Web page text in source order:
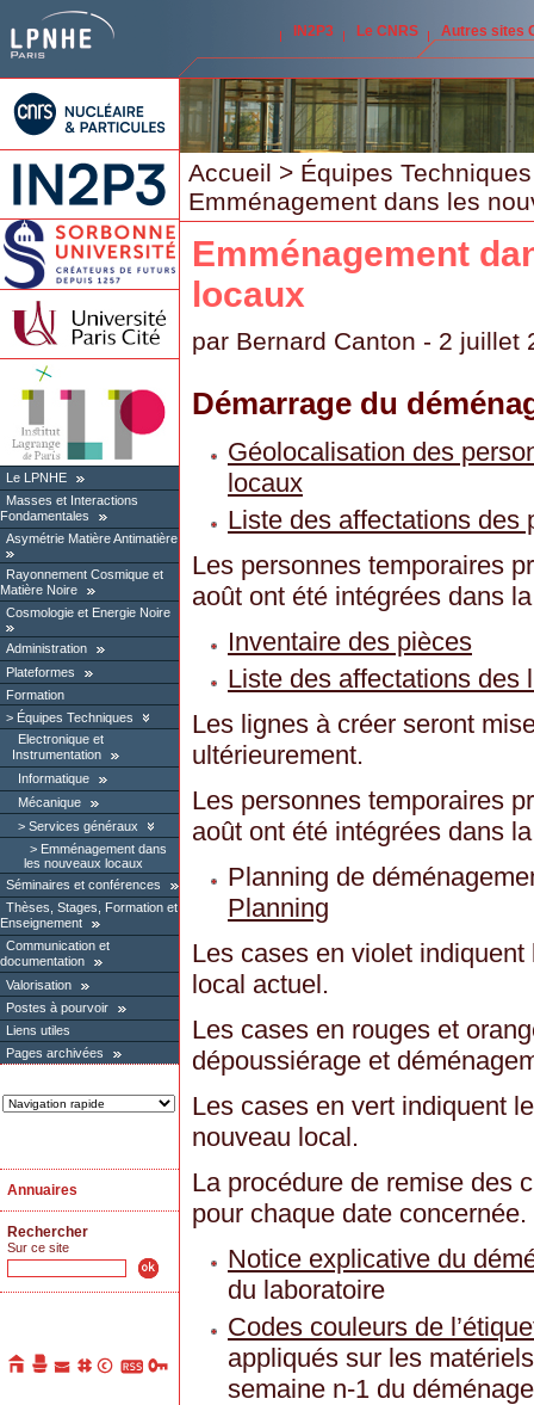
IN2P3 Le CNRS Autres sites
Le LPNHE
Masses et Interactions
Fondamentales
Asymétrie Matière Antimatière
Rayonnement Cosmique et
Matière Noire
Cosmologie et Energie Noire
Administration
Plateformes
Formation
Équipes Techniques
Electronique et
Instrumentation
Informatique
Mécanique
Services généraux
Emménagement dans
les nouveaux locaux
Séminaires et conférences
Thèses, Stages, Formation et
Enseignement
Communication et
documentation
Valorisation
Postes à pourvoir
Liens utiles
Pages archivées
Annuaires
Rechercher
Sur ce site
Accueil > Équipes Techniques
Emménagement dans les
Emménagement
locaux
par Bernard Canton - 2 juillet
Démarrage du
Géolocalisation des
locaux
Liste des affectations des
Les personnes temporaires
août ont été intégrées dans
Inventaire des pièces
Liste des affectations des
Les lignes à créer seront
ultérieurement.
Les personnes temporaires
août ont été intégrées dans
Planning de
Planning
Les cases en violet
local actuel.
Les cases en rouges et
dépoussiérage et
Les cases en vert indiquent
nouveau local.
La procédure de remise des
pour chaque date concernée.
Notice explicative du
du laboratoire
Codes couleurs de
appliqués sur les
semaine n-1 du